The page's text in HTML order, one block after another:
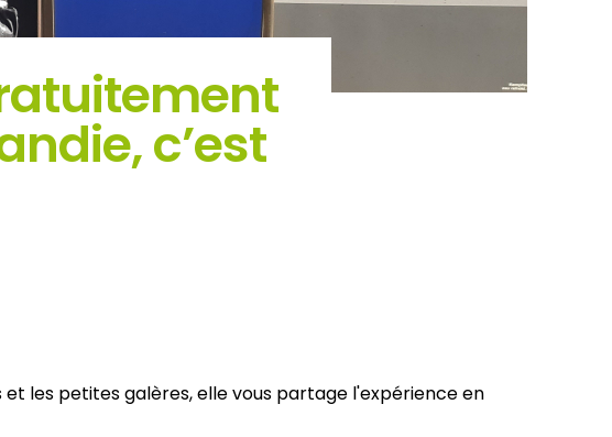
c’est
les petites galères, elle vous partage l'expérience en